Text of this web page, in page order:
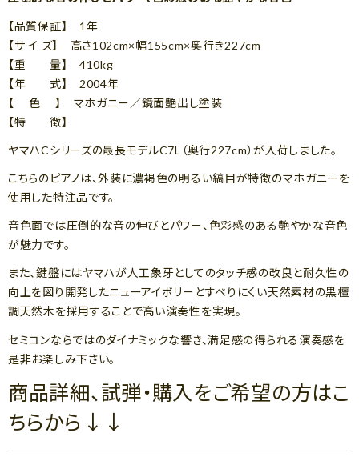
【品質保証】 1年
【サ イ ズ】 高さ102cm×幅155cm×奥行き227cm
【重 量】 410kg
【年 式】 2004年
【 色 】 マホガニー／鏡面艶出し塗装
【特 徴】
ヤマハCシリーズの最長モデルC7L（奥行227cm）が入荷しました。
こちらのピアノは、外装に濃褐色の明るい縞目が特徴のマホガニーを
使用した特注品です。
音色面では圧倒的な音の伸びとパワー、色彩感のある艶やかな音色
が魅力です。
また、鍵盤にはヤマハが人工象牙としてのタッチ感の改良と耐久性の
向上を図り開発したニューアイボリーとすべりにくい天然素材の黒檀
調天然木を採用することで高い演奏性を実現。
セミコンならではのダイナミックな響き、満足感の得られる演奏感を
是非お楽しみ下さい。
商品詳細、試弾・購入をご希望の方はこ
ちらから↓↓